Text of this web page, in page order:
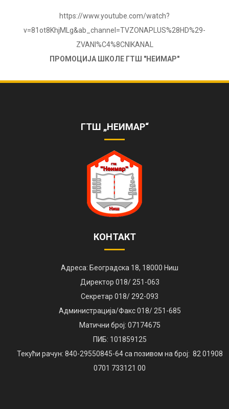
https://www.youtube.com/watch?
v=81ot8KhjMLg&ab_channel=TVZONAPLUS%28HD%29-
ZVANI%C4%8CNIKANAL
ПРОМОЦИЈА ШКОЛЕ ГТШ "НЕИМАР"
ZVANI%C4%8CNIKANAL
ГТШ „НЕИМАР“
КОНТАКТ
Адреса: Београдска 18, 18000 Ниш
Директор 018/ 251-063
Секретар 018/ 292-093
Администрација/Факс 018/ 251-685
Матични број: 07174675
ПИБ: 101859125
Текући рачун: 840-29550845-64 са позивом на број: 82 01908
0701 733121 00